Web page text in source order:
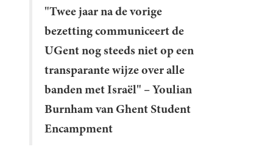
"Twee jaar na de vorige
bezetting communiceert de
UGent nog steeds niet op een
transparante wijze over alle
banden met Israël" – Youlian
Burnham van Ghent Student
Encampment